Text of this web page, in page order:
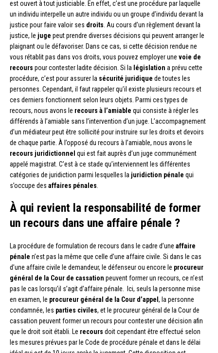
est ouvert à tout justiciable. En effet, c’est une procédure par laquelle
un individu interpelle un autre individu ou un groupe d’individu devant la
justice pour faire valoir ses droits . Au cours d’un règlement devant la
justice, le juge peut prendre diverses décisions qui peuvent arranger le
plaignant ou le défavoriser. Dans ce cas, si cette décision rendue ne
vous rétablit pas dans vos droits, vous pouvez employer une voie de
recours pour contester ladite décision. Si la législation a prévu cette
procédure, c’est pour assurer la sécurité juridique de toutes les
personnes. Cependant, il faut rappeler qu’il existe plusieurs recours et
ces derniers fonctionnent selon leurs objets. Parmi ces types de
recours, nous avons le recours à l’amiable qui consiste à régler les
différends à l’amiable sans l’intervention d’un juge. L’accompagnement
d’un médiateur peut être sollicité pour instruire sur les droits et devoirs
de chaque partie. À l’opposé du recours à l’amiable, nous avons le
recours juridictionnel qui est fait auprès d’un juge communément
appelé magistrat. C’est à ce stade qu’interviennent les différentes
catégories de juridiction parmi lesquelles la juridiction pénale qui
s’occupe des affaires pénales
À qui revient la responsabilité de former
un recours dans une affaire pénale ?
La procédure de formulation de recours dans le cadre d’une affaire
pénale n’est pas la même que celle d’une affaire civile. Si dans le cas
d’une affaire civile le demandeur, le défenseur ou encore le procureur
général de la Cour de cassation peuvent former un recours, ce n’est
pas le cas lorsqu’il s’agit d’affaire pénale. Ici, seuls la personne mise
en examen, le procureur général de la Cour d’appel , la personne
condamnée, les parties civiles, et le procureur général de la Cour de
cassation peuvent former un recours pour contester une décision afin
que le droit soit établi. Le recours doit cependant être effectué selon
les mesures prévues par le Code de procédure pénale et dans le délai